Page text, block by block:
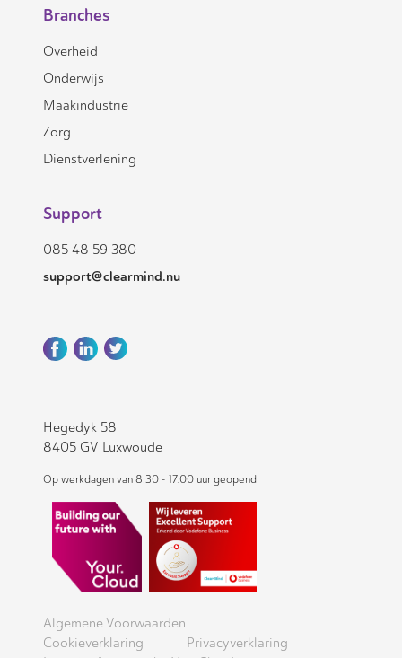
Branches
Overheid
Onderwijs
Maakindustrie
Zorg
Dienstverlening
Support
085 48 59 380
support@clearmind.nu
Hegedyk 58
8405 GV Luxwoude
Op werkdagen van 8.30 - 17.00 uur geopend
Algemene Voorwaarden
Cookieverklaring
Privacyverklaring